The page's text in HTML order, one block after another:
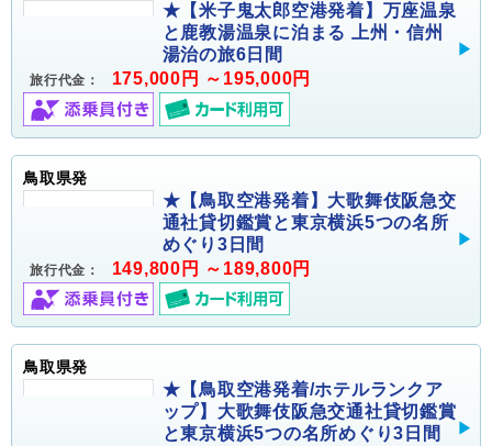
★【米子鬼太郎空港発着】万座温泉
と鹿教湯温泉に泊まる 上州・信州
湯治の旅6日間
旅行代金： 175,000円 ～195,000円
鳥取県発
★【鳥取空港発着】大歌舞伎阪急交
通社貸切鑑賞と東京横浜5つの名所
めぐり3日間
旅行代金： 149,800円 ～189,800円
鳥取県発
★【鳥取空港発着/ホテルランクア
ップ】大歌舞伎阪急交通社貸切鑑賞
と東京横浜5つの名所めぐり3日間